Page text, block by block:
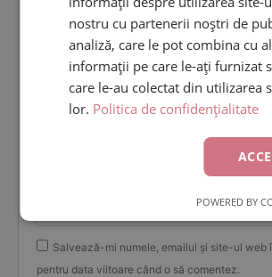
Salvează-mi numele, emailul și site-ul web
pentru data viitoare când o să comentez.
nostru cu partenerii noștri de
analiză, care le pot combina cu
informații pe care le-ați furnizat
care le-au colectat din utilizarea
lor. Politica de confidențialitate
POWERED BY